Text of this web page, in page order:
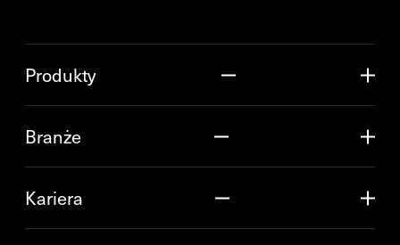
Produkty
Branże
Kariera